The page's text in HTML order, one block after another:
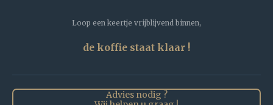
Loop een keertje vrijblijvend binnen,
de koffie staat klaar !
Advies nodig ?